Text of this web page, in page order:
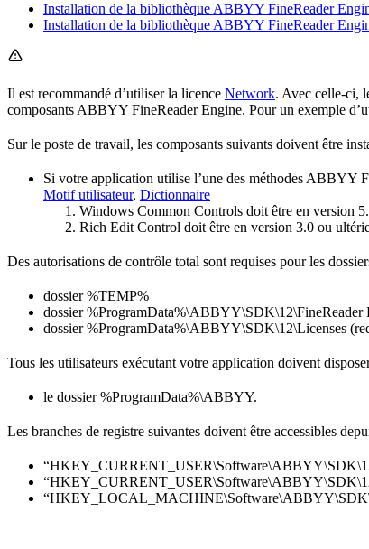
Installation de la bibliothèque ABBYY FineReader
Installation de la bibliothèque ABBYY FineReader
Il est recommandé d’utiliser la licence Network. Avec celle-ci,
composants ABBYY FineReader Engine. Pour un exemple
Sur le poste de travail, les composants suivants doivent être
Si votre application utilise l’une des méthodes ABBYY
Motif utilisateur, Dictionnaire
Windows Common Controls doit être en version
Rich Edit Control doit être en version 3.0 ou
Des autorisations de contrôle total sont requises pour les
dossier %TEMP%
dossier %ProgramData%\ABBYY\SDK\12\FineReader
dossier %ProgramData%\ABBYY\SDK\12\Licenses
Tous les utilisateurs exécutant votre application doivent
le dossier %ProgramData%\ABBYY.
Les branches de registre suivantes doivent être accessibles